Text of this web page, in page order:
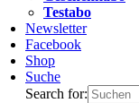
Testabo
Newsletter
Facebook
Shop
Suche
Search for: